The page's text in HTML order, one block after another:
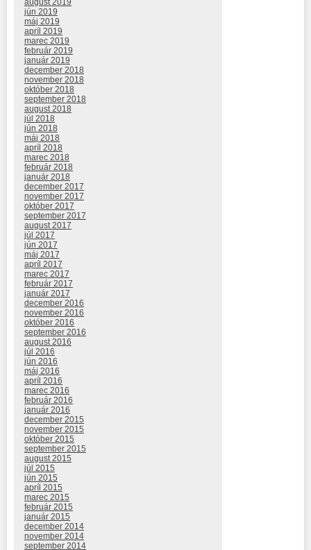
jún 2019
máj 2019
apríl 2019
marec 2019
február 2019
január 2019
december 2018
november 2018
október 2018
september 2018
august 2018
júl 2018
jún 2018
máj 2018
apríl 2018
marec 2018
február 2018
január 2018
december 2017
november 2017
október 2017
september 2017
august 2017
júl 2017
jún 2017
máj 2017
apríl 2017
marec 2017
február 2017
január 2017
december 2016
november 2016
október 2016
september 2016
august 2016
júl 2016
jún 2016
máj 2016
apríl 2016
marec 2016
február 2016
január 2016
december 2015
november 2015
október 2015
september 2015
august 2015
júl 2015
jún 2015
apríl 2015
marec 2015
február 2015
január 2015
december 2014
november 2014
september 2014